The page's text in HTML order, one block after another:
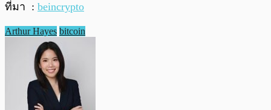
ที่มา : beincrypto
Arthur Hayes bitcoin